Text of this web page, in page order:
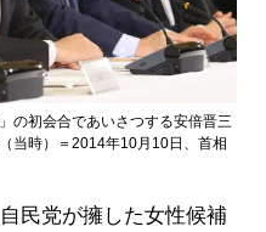
の初会合であいさつする安倍晋三
当時）＝2014年10月10日、首相
民党が擁した女性候補